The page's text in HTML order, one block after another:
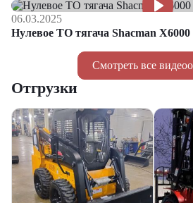
Смотреть все
06.03.2025
Нулевое ТО тягача Shacman
Отгрузки